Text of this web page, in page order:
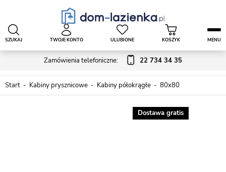
Zamówienia telefoniczne: 22 734 34 35
SZUKAJ TWOJE KONTO ULUBIONE KOSZYK MENU
Start Kabiny prysznicowe Kabiny półokrągłe 80x80
Dostawa gratis